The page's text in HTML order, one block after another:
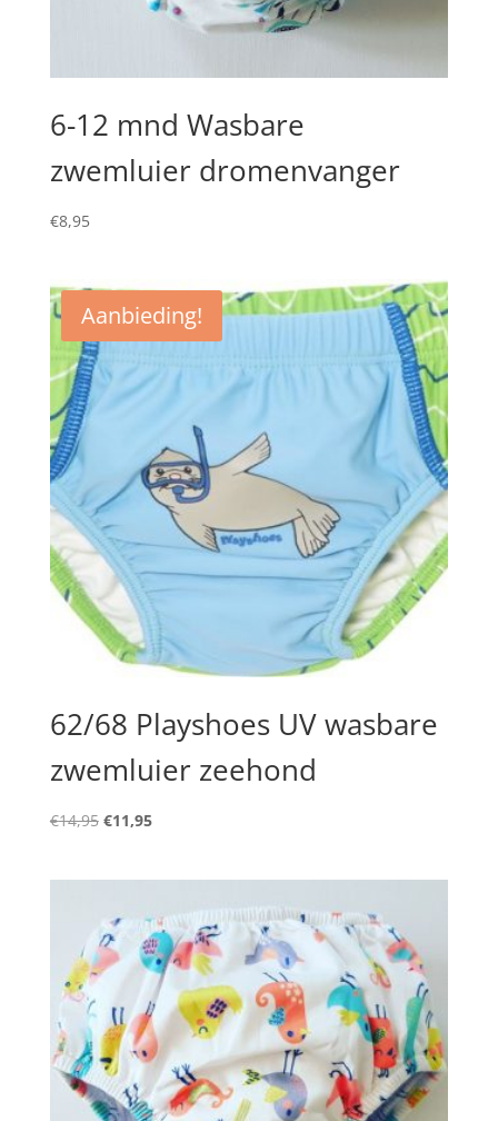
6-12 mnd Wasbare
zwemluier dromenvanger
€8,95
Aanbieding!
62/68 Playshoes UV wasbare
zwemluier zeehond
€14,95 Oorspronkelijke
€11,95Huidige